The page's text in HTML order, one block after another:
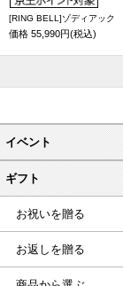
[RING BELL]ゾディアック
価格 55,990円(税込)
イベント
ギフト
お祝いを贈る
お返しを贈る